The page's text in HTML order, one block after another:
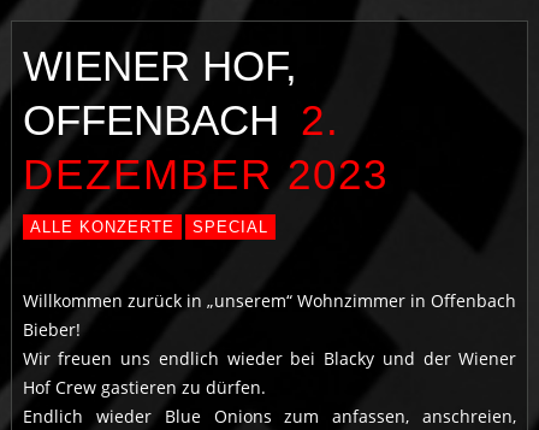
WIENER HOF,
OFFENBACH 2.
DEZEMBER 2023
ALLE KONZERTE SPECIAL
Willkommen zurück in „unserem“ Wohnzimmer in Offenbach
Bieber!
Wir freuen uns endlich wieder bei Blacky und der Wiener
Hof Crew gastieren zu dürfen.
Endlich wieder Blue Onions zum anfassen, anschreien,